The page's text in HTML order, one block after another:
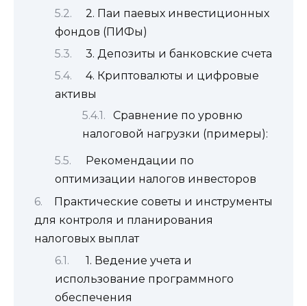
2. Паи паевых инвестиционных
фондов (ПИФы)
3. Депозиты и банковские счета
4. Криптовалюты и цифровые
активы
Сравнение по уровню
налоговой нагрузки (примеры):
Рекомендации по
оптимизации налогов инвесторов
Практические советы и инструменты
для контроля и планирования
налоговых выплат
1. Ведение учета и
использование программного
обеспечения